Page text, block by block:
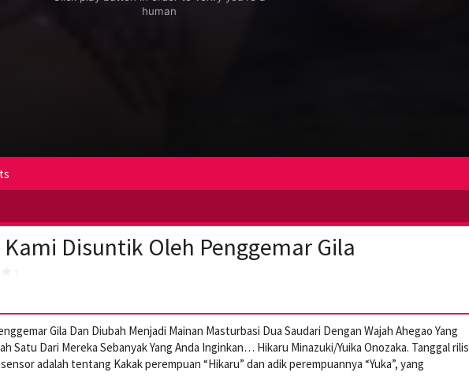
Kami Disuntik Oleh Penggemar Gila
Gila Dan Diubah Menjadi Mainan Masturbasi Dua Saudari Dengan Wajah Ahegao Yang
Satu Dari Mereka Sebanyak Yang Anda Inginkan… Hikaru Minazuki/Yuika Onozaka. Tanggal rilis
adalah tentang Kakak perempuan “Hikaru” dan adik perempuannya “Yuka”, yang